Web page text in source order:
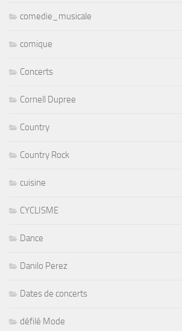
comedie_musicale
comique
Concerts
Cornell Dupree
Country
Country Rock
cuisine
CYCLISME
Dance
Danilo Perez
Dates de concerts
défilé Mode